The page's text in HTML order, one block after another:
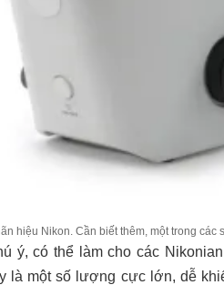
hiệu Nikon. Cần biết thêm, một trong
ý, có thể làm cho các
là một số lượng cực lớn, dễ